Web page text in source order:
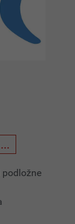
podložne